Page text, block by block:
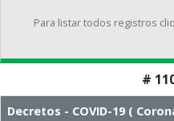
Para listar todos registros
#
Decretos - COVID-19 (